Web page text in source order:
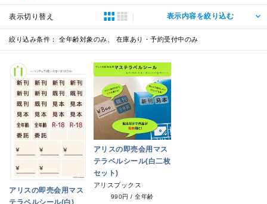
表示切り替え 表示内容を絞り込む
絞り込み条件： 全年齢対象のみ、 在庫あり・予約受付中のみ
アリスの即売会用マス
テラベルシール(白)
アリスの即売会用マス
テラベルシール(白二枚
セット)
アリスブックス
990円 /全年齢